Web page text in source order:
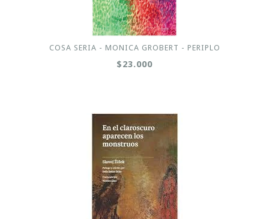
COSA SERIA - MONICA GROBERT - PERIPLO
$23.000